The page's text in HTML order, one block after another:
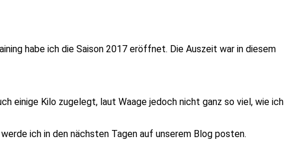
habe ich die Saison 2017 eröffnet. Die Auszeit war in diesem
einige Kilo zugelegt, laut Waage jedoch nicht ganz so viel, wie ich
ich in den nächsten Tagen auf unserem Blog posten.